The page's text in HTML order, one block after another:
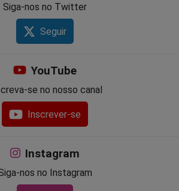
Siga-nos no Twitter
Seguir
YouTube
se no nosso canal
Inscrever-se
Instagram
nos no Instagram